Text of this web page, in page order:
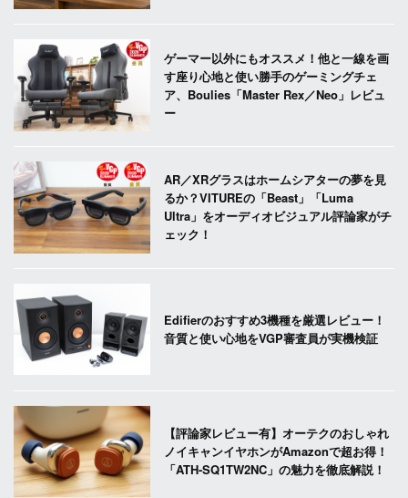
ゲーマー以外にもオススメ！他と一線を画
す座り心地と使い勝手のゲーミングチェ
ア、Boulies「Master Rex／Neo」レビュ
ー
AR／XRグラスはホームシアターの夢を見
るか？VITUREの「Beast」「Luma
Ultra」をオーディオビジュアル評論家がチ
ェック！
Edifierのおすすめ3機種を厳選レビュー！
音質と使い心地をVGP審査員が実機検証
【評論家レビュー有】オーテクのおしゃれ
ノイキャンイヤホンがAmazonで超お得！
「ATH-SQ1TW2NC」の魅力を徹底解説！